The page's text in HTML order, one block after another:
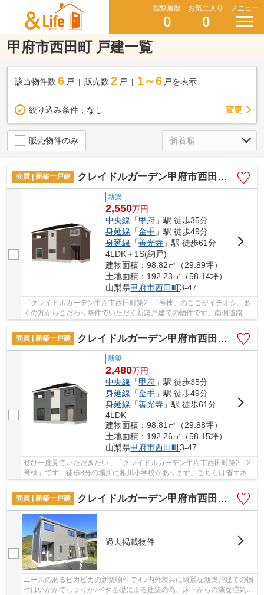
閲覧履歴
0
お気に入り
0
メニュー
甲府市西田町 戸建一覧
該当物件数 6 戸 販売数 2 戸 1～6 戸を表示
絞り込み条件： なし 変更
販売物件のみ
売買 | 新築一戸建 クレイドルガーデン甲府市西田町第2 1号棟
新築
2,550万円
中央線 「甲府 」駅 徒歩35分
身延線 「金手 」駅 徒歩49分
身延線 「善光寺 」駅 徒歩61分
4LDK＋1S(納戸)
建物面積：98.82㎡（29.89坪）
土地面積：192.23㎡（58.14坪）
山梨県甲府市西田町3-47
「クレイドルガーデン甲府市西田町第2 1号棟」のここがイチオシ。多
くの方からこだわり条件でいただく新築戸建ての物件です。南側道路に
売買 | 新築一戸建
クレイドルガーデン甲府市西田町第2 2号棟
新築
2,480万円
中央線 「甲府 」駅 徒歩35分
身延線 「金手 」駅 徒歩49分
身延線 「善光寺 」駅 徒歩61分
4LDK
建物面積：98.81㎡（29.88坪）
土地面積：192.26㎡（58.15坪）
山梨県甲府市西田町3-47
ぜひ一度見ていただきたい、「クレイドルガーデン甲府市西田町第2 2
号棟」です。徒歩8分の場所に相川小学校があります。こちらは省エネ対
売買 | 新築一戸建
クレイドルガーデン甲府市西田町第1 2号棟
過去掲載物件
ニーズのあるピカピカの新築物件です♪内外装共に綺麗な新築戸建ての物
件はいかがでしょうか♪ベタ基礎による建築の為、床下からの嫌な湿気も